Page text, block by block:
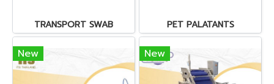
TRANSPORT SWAB PET PALATANTS
New New